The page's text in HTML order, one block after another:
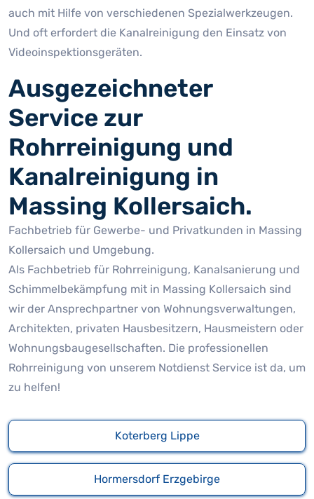
auch mit Hilfe von verschiedenen Spezialwerkzeugen.
Und oft erfordert die Kanalreinigung den Einsatz von
Videoinspektionsgeräten.
Ausgezeichneter
Service zur
Rohrreinigung und
Kanalreinigung in
Massing Kollersaich.
Fachbetrieb für Gewerbe- und Privatkunden in Massing
Kollersaich und Umgebung.
Als Fachbetrieb für Rohrreinigung, Kanalsanierung und
Schimmelbekämpfung mit in Massing Kollersaich sind
wir der Ansprechpartner von Wohnungsverwaltungen,
Architekten, privaten Hausbesitzern, Hausmeistern oder
Wohnungsbaugesellschaften. Die professionellen
Rohrreinigung von unserem Notdienst Service ist da, um
zu helfen!
Koterberg Lippe
Hormersdorf Erzgebirge